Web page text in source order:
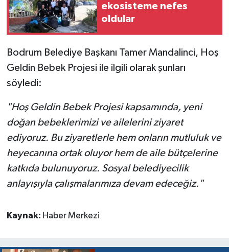
ekosisteme nefes
oldular
Bodrum Belediye Başkanı Tamer Mandalinci, Hoş
Geldin Bebek Projesi ile ilgili olarak şunları
söyledi:
"Hoş Geldin Bebek Projesi kapsamında, yeni
doğan bebeklerimizi ve ailelerini ziyaret
ediyoruz. Bu ziyaretlerle hem onların mutluluk ve
heyecanına ortak oluyor hem de aile bütçelerine
katkıda bulunuyoruz. Sosyal belediyecilik
anlayışıyla çalışmalarımıza devam edeceğiz."
Kaynak: Haber Merkezi